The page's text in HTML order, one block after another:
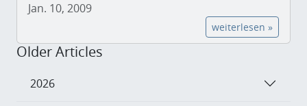
Jan. 10, 2009
weiterlesen »
Older Articles
2026